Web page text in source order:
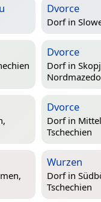
Dvorce
Dorf in
Dvorce
Dorf in
Dvorce
Dorf in
Tschechien
Wurzen
Dorf in
Tschechien